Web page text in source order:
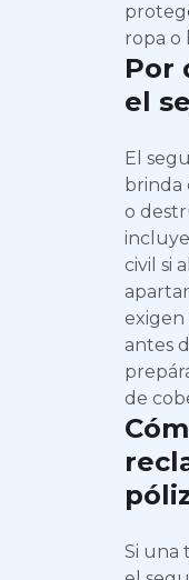
ropa o
Por
el
El
brinda
o
civil si
antes
de
Si una